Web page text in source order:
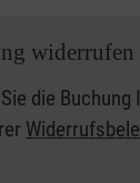
widerrufen
die Buchung